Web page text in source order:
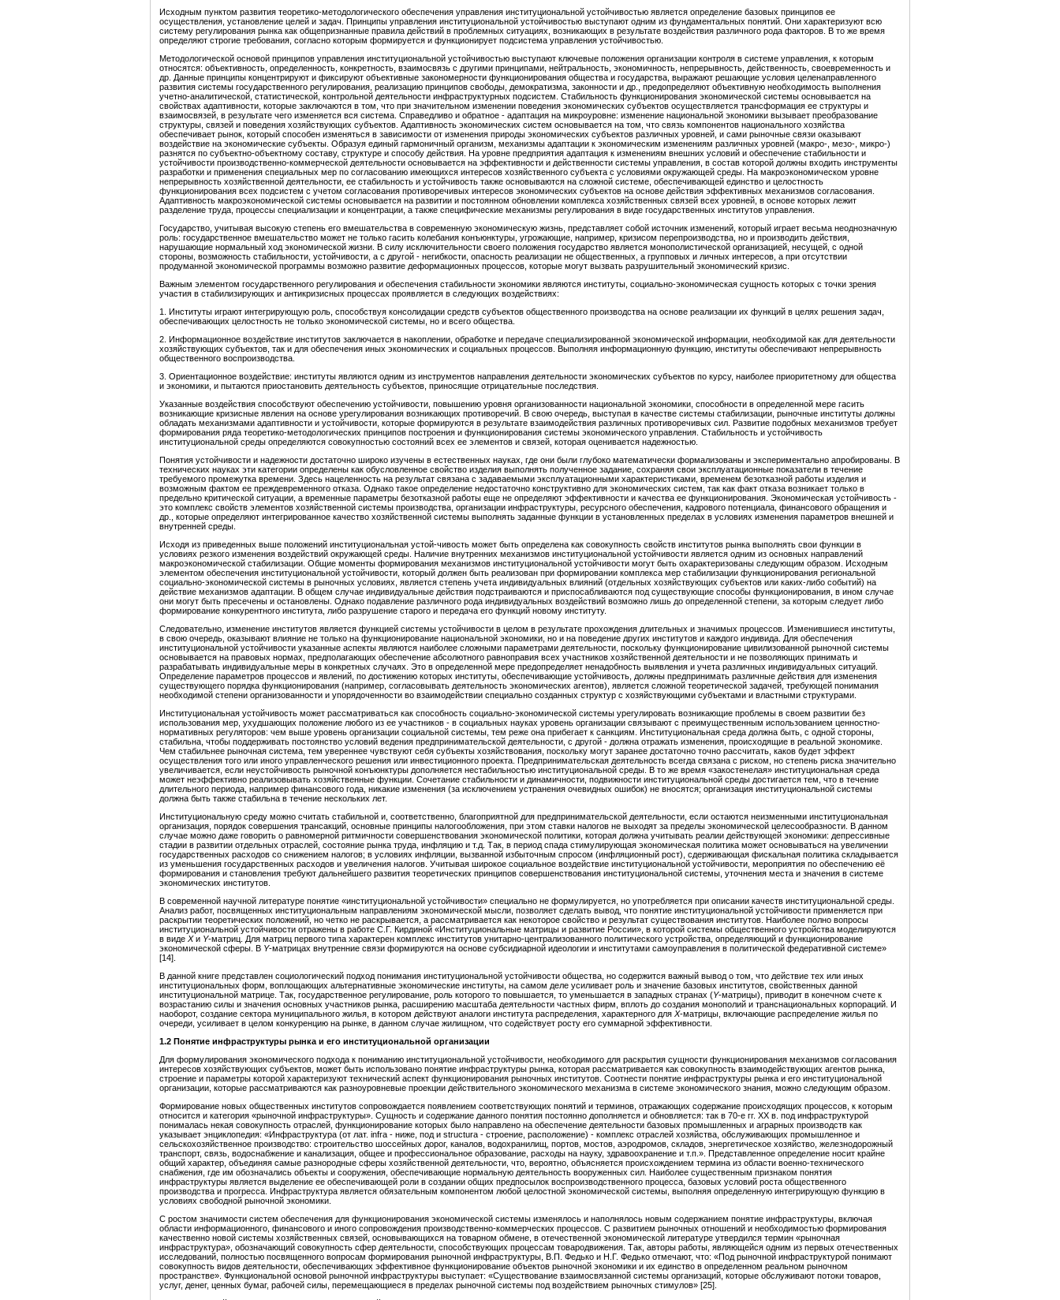
Исходным пунктом развития теоретико-методологического обеспечения управления институциональной устойчивостью является определение базовых принципов ее
осуществления, установление целей и задач. Принципы управления институциональной устойчивостью выступают одним из фундаментальных понятий. Они характеризуют всю
систему регулирования рынка как общепризнанные правила действий в проблемных ситуациях, возникающих в результате воздействия различного рода факторов. В то же время
определяют строгие требования, согласно которым формируется и функционирует подсистема управления устойчивостью.
Методологической основой принципов управления институциональной устойчивостью выступают ключевые положения организации контроля в системе управления, к которым
относятся: объективность, определенность, конкретность, взаимосвязь с другими принципами, нейтральность, экономичность, непрерывность, действенность, своевременность и
др. Данные принципы концентрируют и фиксируют объективные закономерности функционирования общества и государства, выражают решающие условия целенаправленного
развития системы государственного регулирования, реализацию принципов свободы, демократизма, законности и др., предопределяют объективную необходимость выполнения
учетно-аналитической, статистической, контрольной деятельности инфраструктурных подсистем. Стабильность функционирования экономической системы основывается на
свойствах адаптивности, которые заключаются в том, что при значительном изменении поведения экономических субъектов осуществляется трансформация ее структуры и
взаимосвязей, в результате чего изменяется вся система. Справедливо и обратное - адаптация на микроуровне: изменение национальной экономики вызывает преобразование
структуры, связей и поведения хозяйствующих субъектов. Адаптивность экономических систем основывается на том, что связь компонентов национального хозяйства
обеспечивает рынок, который способен изменяться в зависимости от изменения природы экономических субъектов различных уровней, и сами рыночные связи оказывают
воздействие на экономические субъекты. Образуя единый гармоничный организм, механизмы адаптации к экономическим изменениям различных уровней (макро-, мезо-, микро-)
разнятся по субъектно-объектному составу, структуре и способу действия. На уровне предприятия адаптация к изменениям внешних условий и обеспечение стабильности и
устойчивости производственно-коммерческой деятельности основывается на эффективности и действенности системы управления, в состав которой должны входить инструменты
разработки и применения специальных мер по согласованию имеющихся интересов хозяйственного субъекта с условиями окружающей среды. На макроэкономическом уровне
непрерывность хозяйственной деятельности, ее стабильность и устойчивость также основываются на сложной системе, обеспечивающей единство и целостность
функционирования всех подсистем с учетом согласования противоречивых интересов экономических субъектов на основе действия эффективных механизмов согласования.
Адаптивность макроэкономической системы основывается на развитии и постоянном обновлении комплекса хозяйственных связей всех уровней, в основе которых лежит
разделение труда, процессы специализации и концентрации, а также специфические механизмы регулирования в виде государственных институтов управления.
Государство, учитывая высокую степень его вмешательства в современную экономическую жизнь, представляет собой источник изменений, который играет весьма неоднозначную
роль: государственное вмешательство может не только гасить колебания конъюнктуры, угрожающие, например, кризисом перепроизводства, но и производить действия,
нарушающие нормальный ход экономической жизни. В силу исключительности своего положения государство является монополистической организацией, несущей, с одной
стороны, возможность стабильности, устойчивости, а с другой - негибкости, опасность реализации не общественных, а групповых и личных интересов, а при отсутствии
продуманной экономической программы возможно развитие деформационных процессов, которые могут вызвать разрушительный экономический кризис.
Важным элементом государственного регулирования и обеспечения стабильности экономики являются институты, социально-экономическая сущность которых с точки зрения
участия в стабилизирующих и антикризисных процессах проявляется в следующих воздействиях:
1. Институты играют интегрирующую роль, способствуя консолидации средств субъектов общественного производства на основе реализации их функций в целях решения задач,
обеспечивающих целостность не только экономической системы, но и всего общества.
2. Информационное воздействие институтов заключается в накоплении, обработке и передаче специализированной экономической информации, необходимой как для деятельности
хозяйствующих субъектов, так и для обеспечения иных экономических и социальных процессов. Выполняя информационную функцию, институты обеспечивают непрерывность
общественного воспроизводства.
3. Ориентационное воздействие: институты являются одним из инструментов направления деятельности экономических субъектов по курсу, наиболее приоритетному для общества
и экономики, и пытаются приостановить деятельность субъектов, приносящие отрицательные последствия.
Указанные воздействия способствуют обеспечению устойчивости, повышению уровня организованности национальной экономики, способности в определенной мере гасить
возникающие кризисные явления на основе урегулирования возникающих противоречий. В свою очередь, выступая в качестве системы стабилизации, рыночные институты должны
обладать механизмами адаптивности и устойчивости, которые формируются в результате взаимодействия различных противоречивых сил. Развитие подобных механизмов требует
формирования ряда теоретико-методологических принципов построения и функционирования системы экономического управления. Стабильность и устойчивость
институциональной среды определяются совокупностью состояний всех ее элементов и связей, которая оценивается надежностью.
Понятия устойчивости и надежности достаточно широко изучены в естественных науках, где они были глубоко математически формализованы и экспериментально апробированы. В
технических науках эти категории определены как обусловленное свойство изделия выполнять полученное задание, сохраняя свои эксплуатационные показатели в течение
требуемого промежутка времени. Здесь нацеленность на результат связана с задаваемыми эксплуатационными характеристиками, временем безотказной работы изделия и
возможным фактом ее преждевременного отказа. Однако такое определение недостаточно конструктивно для экономических систем, так как факт отказа возникает только в
предельно критической ситуации, а временные параметры безотказной работы еще не определяют эффективности и качества ее функционирования. Экономическая устойчивость -
это комплекс свойств элементов хозяйственной системы производства, организации инфраструктуры, ресурсного обеспечения, кадрового потенциала, финансового обращения и
др., которые определяют интегрированное качество хозяйственной системы выполнять заданные функции в установленных пределах в условиях изменения параметров внешней и
внутренней среды.
Исходя из приведенных выше положений институциональная устой-чивость может быть определена как совокупность свойств институтов рынка выполнять свои функции в
условиях резкого изменения воздействий окружающей среды. Наличие внутренних механизмов институциональной устойчивости является одним из основных направлений
макроэкономической стабилизации. Общие моменты формирования механизмов институциональной устойчивости могут быть охарактеризованы следующим образом. Исходным
элементом обеспечения институциональной устойчивости, который должен быть реализован при формировании комплекса мер стабилизации функционирования региональной
социально-экономической системы в рыночных условиях, является степень учета индивидуальных влияний (отдельных хозяйствующих субъектов или каких-либо событий) на
действие механизмов адаптации. В общем случае индивидуальные действия подстраиваются и приспосабливаются под существующие способы функционирования, в ином случае
они могут быть пресечены и остановлены. Однако подавление различного рода индивидуальных воздействий возможно лишь до определенной степени, за которым следует либо
формирование конкурентного института, либо разрушение старого и передача его функций новому институту.
Следовательно, изменение институтов является функцией системы устойчивости в целом в результате прохождения длительных и значимых процессов. Изменившиеся институты,
в свою очередь, оказывают влияние не только на функционирование национальной экономики, но и на поведение других институтов и каждого индивида. Для обеспечения
институциональной устойчивости указанные аспекты являются наиболее сложными параметрами деятельности, поскольку функционирование цивилизованной рыночной системы
основывается на правовых нормах, предполагающих обеспечение абсолютного равноправия всех участников хозяйственной деятельности и не позволяющих принимать и
разрабатывать индивидуальные меры в конкретных случаях. Это в определенной мере предопределяет ненадобность выявления и учета различных индивидуальных ситуаций.
Определение параметров процессов и явлений, по достижению которых институты, обеспечивающие устойчивость, должны предпринимать различные действия для изменения
существующего порядка функционирования (например, согласовывать деятельность экономических агентов), является сложной теоретической задачей, требующей понимания
необходимой степени организованности и упорядоченности во взаимодействии специально созданных структур с хозяйствующими субъектами и властными структурами.
Институциональная устойчивость может рассматриваться как способность социально-экономической системы урегулировать возникающие проблемы в своем развитии без
использования мер, ухудшающих положение любого из ее участников - в социальных науках уровень организации связывают с преимущественным использованием ценностно-
нормативных регуляторов: чем выше уровень организации социальной системы, тем реже она прибегает к санкциям. Институциональная среда должна быть, с одной стороны,
стабильна, чтобы поддерживать постоянство условий ведения предпринимательской деятельности, с другой - должна отражать изменения, происходящие в реальной экономике.
Чем стабильнее рыночная система, тем увереннее чувствуют себя субъекты хозяйствования, поскольку могут заранее достаточно точно рассчитать, каков будет эффект
осуществления того или иного управленческого решения или инвестиционного проекта. Предпринимательская деятельность всегда связана с риском, но степень риска значительно
увеличивается, если неустойчивость рыночной конъюнктуры дополняется нестабильностью институциональной среды. В то же время «закостенелая» институциональная среда
может неэффективно реализовывать хозяйственные функции. Сочетание стабильности и динамичности, подвижности институциональной среды достигается тем, что в течение
длительного периода, например финансового года, никакие изменения (за исключением устранения очевидных ошибок) не вносятся; организация институциональной системы
должна быть также стабильна в течение нескольких лет.
Институциональную среду можно считать стабильной и, соответственно, благоприятной для предпринимательской деятельности, если остаются неизменными институциональная
организация, порядок совершения трансакций, основные принципы налогообложения, при этом ставки налогов не выходят за пределы экономической целесообразности. В данном
случае можно даже говорить о равномерной ритмичности совершенствования экономической политики, которая должна учитывать реалии действующей экономики: депрессивные
стадии в развитии отдельных отраслей, состояние рынка труда, инфляцию и т.д. Так, в период спада стимулирующая экономическая политика может основываться на увеличении
государственных расходов со снижением налогов; в условиях инфляции, вызванной избыточным спросом (инфляционный рост), сдерживающая фискальная политика складывается
из уменьшения государственных расходов и увеличения налогов. Учитывая широкое социальное воздействие институциональной устойчивости, мероприятия по обеспечению её
формирования и становления требуют дальнейшего развития теоретических принципов совершенствования институциональной системы, уточнения места и значения в системе
экономических институтов.
В современной научной литературе понятие «институциональной устойчивости» специально не формулируется, но употребляется при описании качеств институциональной среды.
Анализ работ, посвященных институциональным направлениям экономической мысли, позволяет сделать вывод, что понятие институциональной устойчивости применяется при
раскрытии теоретических положений, но четко не раскрывается, а рассматривается как некоторое свойство и результат существования институтов. Наиболее полно вопросы
институциональной устойчивости отражены в работе С.Г. Кирдиной «Институциональные матрицы и развитие России», в которой системы общественного устройства моделируются
в виде Xи Y-матриц. Для матриц первого типа характерен комплекс институтов унитарно-централизованного политического устройства, определяющий и функционирование
экономической сферы. В Y-матрицах внутренние связи формируются на основе субсидиарной идеологии и институтами самоуправления в политической федеративной системе»
[14].
В данной книге представлен социологический подход понимания институциональной устойчивости общества, но содержится важный вывод о том, что действие тех или иных
институциональных форм, воплощающих альтернативные экономические институты, на самом деле усиливает роль и значение базовых институтов, свойственных данной
институциональной матрице. Так, государственное регулирование, роль которого то повышается, то уменьшается в западных странах (Y-матрицы), приводит в конечном счете к
возрастанию силы и значения основных участников рынка, расширению масштаба деятельности частных фирм, вплоть до создания монополий и транснациональных корпораций. И
наоборот, создание сектора муниципального жилья, в котором действуют аналоги института распределения, характерного для X-матрицы, включающие распределение жилья по
очереди, усиливает в целом конкуренцию на рынке, в данном случае жилищном, что содействует росту его суммарной эффективности.
1.2 Понятие инфраструктуры рынка и его институциональной организации
Для формулирования экономического подхода к пониманию институциональной устойчивости, необходимого для раскрытия сущности функционирования механизмов согласования
интересов хозяйствующих субъектов, может быть использовано понятие инфраструктуры рынка, которая рассматривается как совокупность взаимодействующих агентов рынка,
строение и параметры которой характеризуют технический аспект функционирования рыночных институтов. Соотнести понятие инфраструктуры рынка и его институциональной
организации, которые рассматриваются как разноуровневые проекции действительного экономического механизма в системе экономического знания, можно следующим образом.
Формирование новых общественных институтов сопровождается появлением соответствующих понятий и терминов, отражающих содержание происходящих процессов, к которым
относится и категория «рыночной инфраструктуры». Сущность и содержание данного понятия постоянно дополняется и обновляется: так в 70-е гг. ХХ в. под инфраструктурой
понималась некая совокупность отраслей, функционирование которых было направлено на обеспечение деятельности базовых промышленных и аграрных производств как
указывает энциклопедия: «Инфраструктура (от лат. infra - ниже, под и structura - строение, расположение) - комплекс отраслей хозяйства, обслуживающих промышленное и
сельскохозяйственное производство: строительство шоссейных дорог, каналов, водохранилищ, портов, мостов, аэродромов, складов, энергетическое хозяйство, железнодорожный
транспорт, связь, водоснабжение и канализация, общее и профессиональное образование, расходы на науку, здравоохранение и т.п.». Представленное определение носит крайне
общий характер, объединяя самые разнородные сферы хозяйственной деятельности, что, вероятно, объясняется происхождением термина из области военно-технического
снабжения, где им обозначались объекты и сооружения, обеспечивающие нормальную деятельность вооруженных сил. Наиболее существенным признаком понятия
инфраструктуры является выделение ее обеспечивающей роли в создании общих предпосылок воспроизводственного процесса, базовых условий роста общественного
производства и прогресса. Инфраструктура является обязательным компонентом любой целостной экономической системы, выполняя определенную интегрирующую функцию в
условиях свободной рыночной экономики.
С ростом значимости систем обеспечения для функционирования экономической системы изменялось и наполнялось новым содержанием понятие инфраструктуры, включая
области информационного, финансового и иного сопровождения производственно-коммерческих процессов. С развитием рыночных отношений и необходимостью формирования
качественно новой системы хозяйственных связей, основывающихся на товарном обмене, в отечественной экономической литературе утвердился термин «рыночная
инфраструктура», обозначающий совокупность сфер деятельности, способствующих процессам товародвижения. Так, авторы работы, являющейся одним из первых отечественных
исследований, полностью посвященного вопросам формирования рыночной инфраструктуры, В.П. Федько и Н.Г. Федько отмечают, что: «Под рыночной инфраструктурой понимают
совокупность видов деятельности, обеспечивающих эффективное функционирование объектов рыночной экономики и их единство в определенном реальном рыночном
пространстве». Функциональной основой рыночной инфраструктуры выступает: «Существование взаимосвязанной системы организаций, которые обслуживают потоки товаров,
услуг, денег, ценных бумаг, рабочей силы, перемещающиеся в пределах рыночной системы под воздействием рыночных стимулов» [25].